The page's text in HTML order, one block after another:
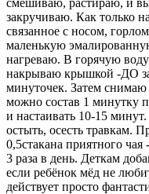
закручиваю. Как только
связанное с носом,
маленькую
нагреваю. В горячую
накрываю крышкой -ДО
минуточек. Затем снимаю
можно состав 1 минутку
и настаивать 10-15
остыть, осесть травкам.
0,5стакана приятного
3 раза в день. Деткам
если ребёнок мёд не
действует просто